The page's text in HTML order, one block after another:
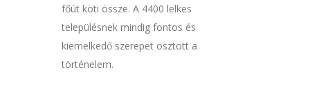
főút köti össze. A 4400 lelkes
településnek mindig fontos és
kiemelkedő szerepet osztott a
történelem.